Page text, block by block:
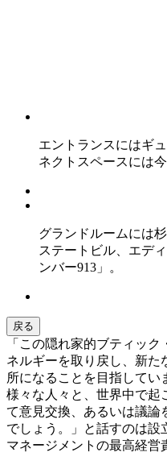
エントランスにはギ
ネクトスペースには
グランドルームには
ステートビル、エデ
ンバー913」。
戻る
「この隠れ家的ブティッ
ネルギーを取り戻し、新た
所になることを目指してい
様々な人々と、世界中で起
て意見交換、あるいは議論
でしょう。」と話すのは設
マネージメントの最高経営